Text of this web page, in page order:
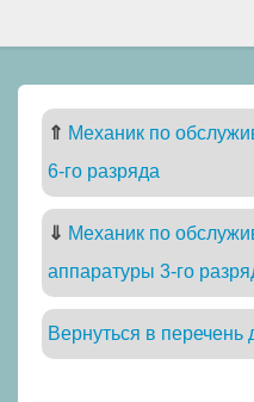
⇑ Механик по
6-го разряда
⇓ Механик по
аппаратуры 3-го
Вернуться в перечень